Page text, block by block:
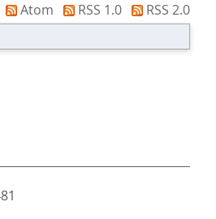
Atom RSS 1.0
RSS 2.0